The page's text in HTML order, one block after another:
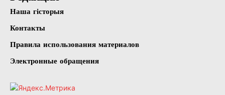
Наша гісторыя
Контакты
Правила использования материалов
Электронные обращения